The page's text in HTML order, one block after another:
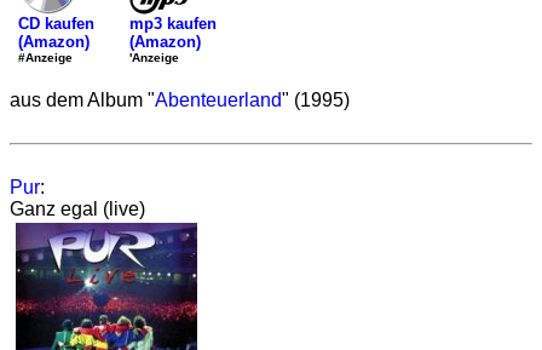
CD kaufen
(Amazon)
#Anzeige
mp3 kaufen
(Amazon)
'Anzeige
aus dem Album "Abenteuerland" (1995)
Pur:
Ganz egal (live)